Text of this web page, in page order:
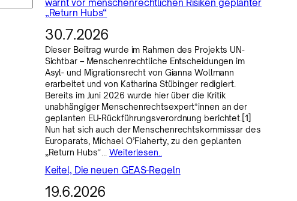
warnt vor menschenrechtlichen Risiken geplanter
„Return Hubs“
30.7.2026
Dieser Beitrag wurde im Rahmen des Projekts UN-
Sichtbar – Menschenrechtliche Entscheidungen im
Asyl- und Migrationsrecht von Gianna Wollmann
erarbeitet und von Katharina Stübinger redigiert.
Bereits im Juni 2026 wurde hier über die Kritik
unabhängiger Menschenrechtsexpert*innen an der
geplanten EU-Rückführungsverordnung berichtet.[1]
Nun hat sich auch der Menschenrechtskommissar des
Europarats, Michael O’Flaherty, zu den geplanten
„Return Hubs“…Weiterlesen..
Keitel, Die neuen GEAS-Regeln
19.6.2026